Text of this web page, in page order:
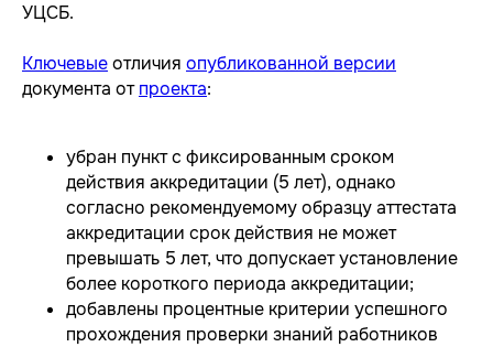
УЦСБ.
Ключевыеотличия опубликованной версии
документа отпроекта:
убран пункт с фиксированным сроком
действия аккредитации (5 лет), однако
согласно рекомендуемому образцу аттестата
аккредитации срок действия не может
превышать 5 лет, что допускает установление
более короткого периода аккредитации;
добавлены процентные критерии успешного
прохождения проверки знаний работников